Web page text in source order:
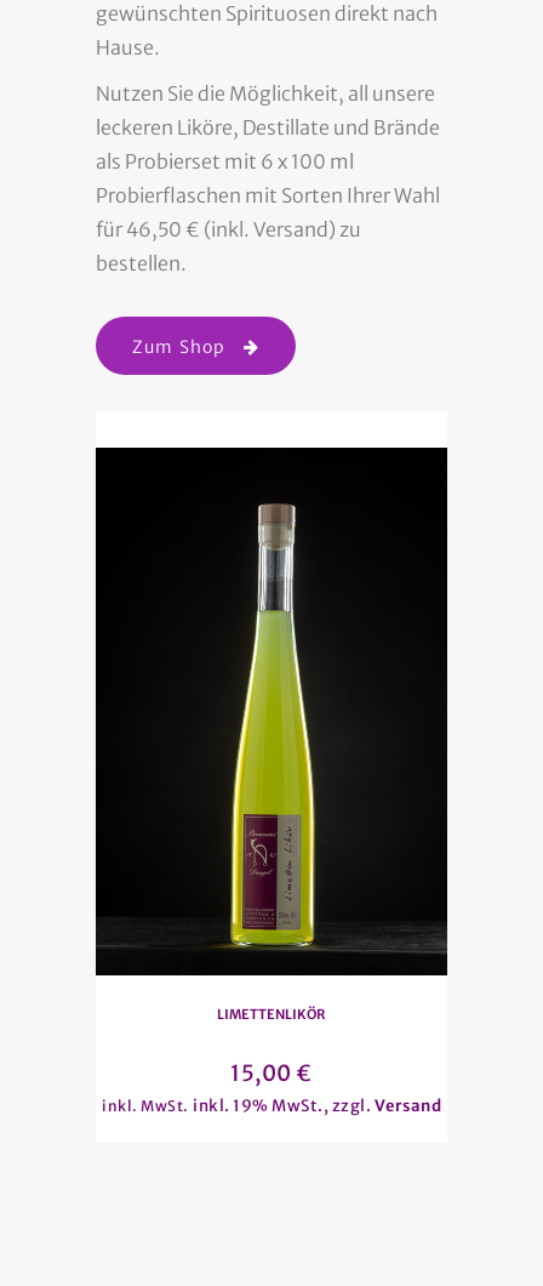
gewünschten Spirituosen direkt nach
Hause.
Nutzen Sie die Möglichkeit, all unsere
leckeren Liköre, Destillate und Brände
als Probierset mit 6 x 100 ml
Probierflaschen mit Sorten Ihrer Wahl
für 46,50 € (inkl. Versand) zu
bestellen.
Zum Shop
LIMETTENLIKÖR
15,00 €
inkl. MwSt. inkl. 19% MwSt., zzgl. Versand